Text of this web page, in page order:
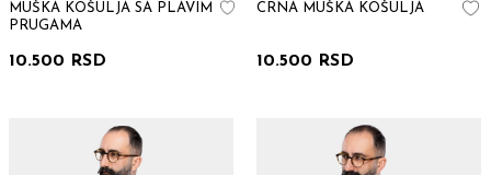
MUŠKA KOŠULJA SA PLAVIM
PRUGAMA
10.500 RSD
CRNA MUŠKA KOŠULJA
10.500 RSD